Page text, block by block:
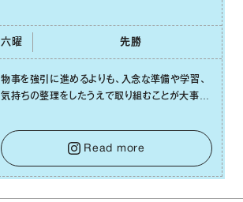
六曜 先勝
物事を強引に進めるよりも、⼊念な準備や学習、
気持ちの整理をしたうえで取り組むことが⼤事な
も焦らないで。意思を伝える⼯夫をしたり、あなた
⾃⾝や疲れていそうな⼈をいたわることに時間を
使いましょう。ここでしっかりとエネルギーを蓄
え、困難を乗り越える⼒に変えましょう。
Read more